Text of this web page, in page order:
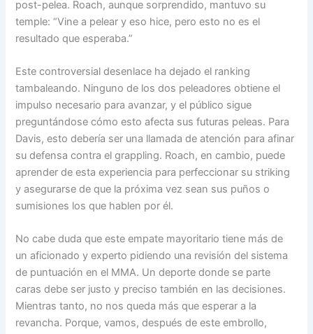
post-pelea. Roach, aunque sorprendido, mantuvo su
temple: “Vine a pelear y eso hice, pero esto no es el
resultado que esperaba.”
Este controversial desenlace ha dejado el ranking
tambaleando. Ninguno de los dos peleadores obtiene el
impulso necesario para avanzar, y el público sigue
preguntándose cómo esto afecta sus futuras peleas. Para
Davis, esto debería ser una llamada de atención para afinar
su defensa contra el grappling. Roach, en cambio, puede
aprender de esta experiencia para perfeccionar su striking
y asegurarse de que la próxima vez sean sus puños o
sumisiones los que hablen por él.
No cabe duda que este empate mayoritario tiene más de
un aficionado y experto pidiendo una revisión del sistema
de puntuación en el MMA. Un deporte donde se parte
caras debe ser justo y preciso también en las decisiones.
Mientras tanto, no nos queda más que esperar a la
revancha. Porque, vamos, después de este embrollo,